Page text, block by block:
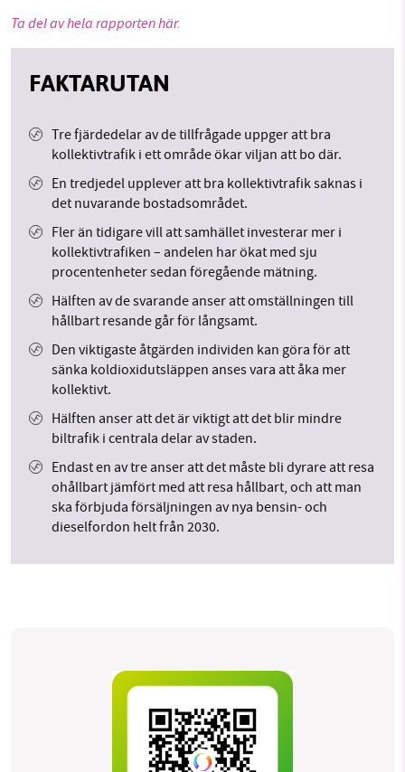
Ta del av hela rapporten här.
FAKTARUTAN
Tre fjärdedelar av de tillfrågade uppger att bra
kollektivtrafik i ett område ökar viljan att bo där.
En tredjedel upplever att bra kollektivtrafik saknas i
det nuvarande bostadsområdet.
Fler än tidigare vill att samhället investerar mer i
kollektivtrafiken – andelen har ökat med sju
procentenheter sedan föregående mätning.
Hälften av de svarande anser att omställningen till
hållbart resande går för långsamt.
Den viktigaste åtgärden individen kan göra för att
sänka koldioxidutsläppen anses vara att åka mer
kollektivt.
Hälften anser att det är viktigt att det blir mindre
biltrafik i centrala delar av staden.
Endast en av tre anser att det måste bli dyrare att resa
ohållbart jämfört med att resa hållbart, och att man
ska förbjuda försäljningen av nya bensin- och
dieselfordon helt från 2030.